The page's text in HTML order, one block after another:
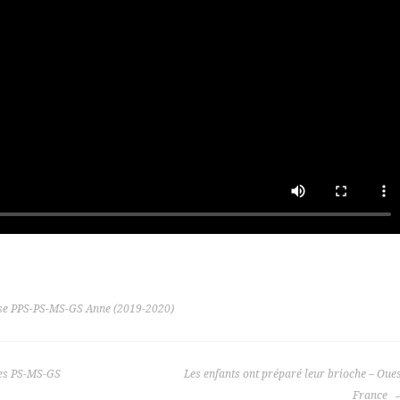
PPS-PS-MS-GS Anne (2019-2020)
PS-MS-GS
Les enfants ont préparé leur brioche –
France